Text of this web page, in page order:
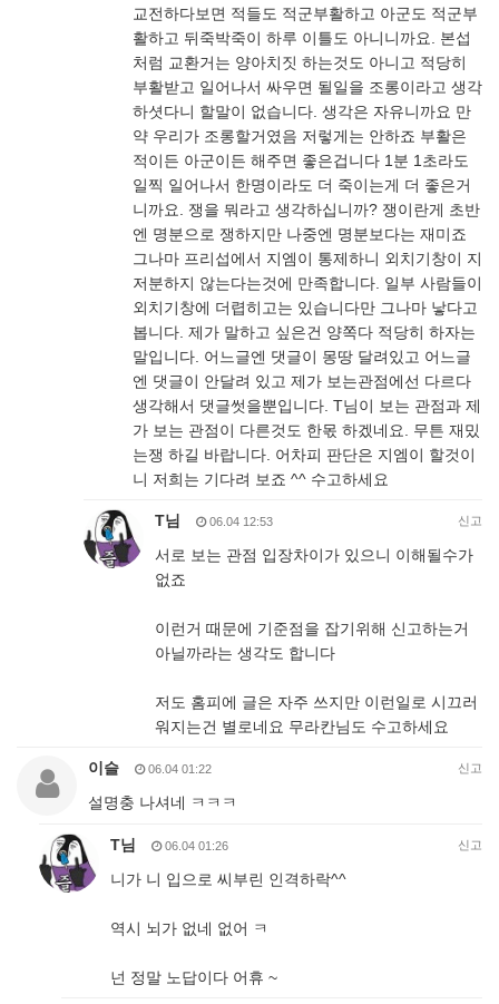
교전하다보면 적들도 적군부활하고 아군도 적군부
활하고 뒤죽박죽이 하루 이틀도 아니니까요. 본섭
처럼 교환거는 양아치짓 하는것도 아니고 적당히
부활받고 일어나서 싸우면 될일을 조롱이라고 생각
하셧다니 할말이 없습니다. 생각은 자유니까요 만
약 우리가 조롱할거였음 저렇게는 안하죠 부활은
적이든 아군이든 해주면 좋은겁니다 1분 1초라도
일찍 일어나서 한명이라도 더 죽이는게 더 좋은거
니까요. 쟁을 뭐라고 생각하십니까? 쟁이란게 초반
엔 명분으로 쟁하지만 나중엔 명분보다는 재미죠
그나마 프리섭에서 지엠이 통제하니 외치기창이 지
저분하지 않는다는것에 만족합니다. 일부 사람들이
외치기창에 더렵히고는 있습니다만 그나마 낳다고
봅니다. 제가 말하고 싶은건 양쪽다 적당히 하자는
말입니다. 어느글엔 댓글이 몽땅 달려있고 어느글
엔 댓글이 안달려 있고 제가 보는관점에선 다르다
생각해서 댓글썻을뿐입니다. T님이 보는 관점과 제
가 보는 관점이 다른것도 한몫 하겠네요. 무튼 재밌
는쟁 하길 바랍니다. 어차피 판단은 지엠이 할것이
니 저희는 기다려 보죠 ^^ 수고하세요
T님 06.04 12:53 신고
서로 보는 관점 입장차이가 있으니 이해될수가
없죠
이런거 때문에 기준점을 잡기위해 신고하는거
아닐까라는 생각도 합니다
저도 홈피에 글은 자주 쓰지만 이런일로 시끄러
워지는건 별로네요 무라칸님도 수고하세요
이슬 06.04 01:22 신고
설명충 나셔네 ㅋㅋㅋ
T님 06.04 01:26 신고
니가 니 입으로 씨부린 인격하락^^
역시 뇌가 없네 없어 ㅋ
넌 정말 노답이다 어휴 ~